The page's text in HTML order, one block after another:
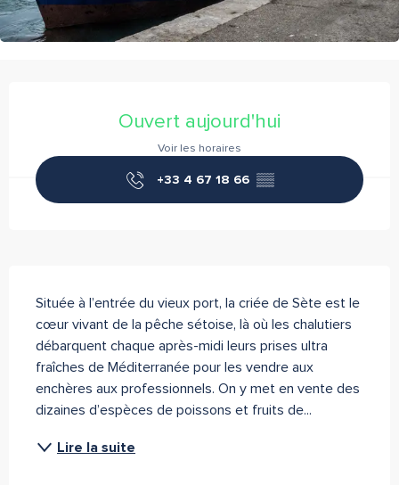
Ouverture et coordonnées
Ouvert aujourd'hui
Voir les horaires
+33 4 67 18 66 ▒▒
Description
Située à l’entrée du vieux port, la criée de Sète est le
cœur vivant de la pêche sétoise, là où les chalutiers
débarquent chaque après-midi leurs prises ultra
fraîches de Méditerranée pour les vendre aux
enchères aux professionnels. On y met en vente des
dizaines d’espèces de poissons et fruits de...
Lire la suite